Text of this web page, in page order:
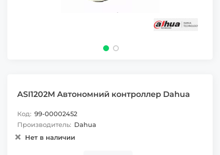
ASI1202M Автономний контроллер Dahua
Код: 99-00002452
Производитель: Dahua
Нет в наличии